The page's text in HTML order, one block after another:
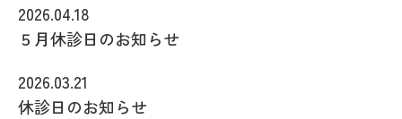
2026.04.18
５月休診日のお知らせ
2026.03.21
休診日のお知らせ